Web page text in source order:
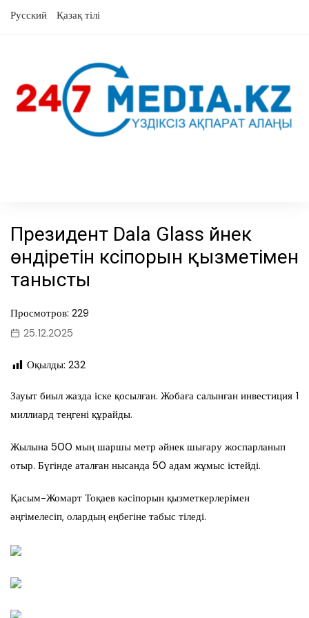
Русский Қазақ тілі
Президент Dala Glass әйнек
өндіретін кәсіпорын қызметімен
танысты
Просмотров: 229
25.12.2025
Оқылды: 232
Зауыт биыл жазда іске қосылған. Жобаға салынған инвестиция 1
миллиард теңгені құрайды.
Жылына 500 мың шаршы метр әйнек шығару жоспарланып
отыр. Бүгінде аталған нысанда 50 адам жұмыс істейді.
Қасым-Жомарт Тоқаев кәсіпорын қызметкерлерімен
әңгімелесіп, олардың еңбегіне табыс тіледі.